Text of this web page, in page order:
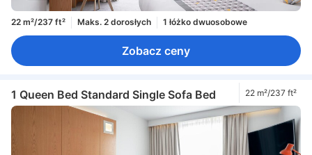
22 m²/237 ft² Maks. 2 dorosłych 1 łóżko dwuosobowe
Zobacz ceny
1 Queen Bed Standard Single Sofa Bed 22 m²/237 ft²